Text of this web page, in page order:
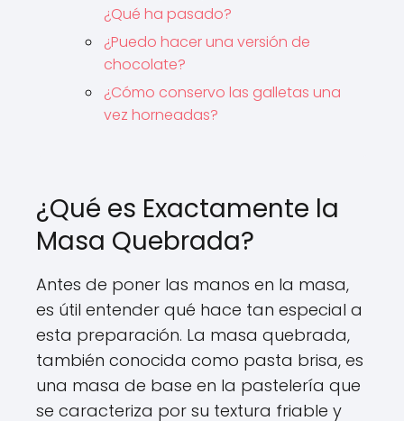
¿Qué ha pasado?
¿Puedo hacer una versión de
chocolate?
¿Cómo conservo las galletas una
vez horneadas?
¿Qué es Exactamente la
Masa Quebrada?
Antes de poner las manos en la masa,
es útil entender qué hace tan especial a
esta preparación. La masa quebrada,
también conocida como pasta brisa, es
una masa de base en la pastelería que
se caracteriza por su textura friable y